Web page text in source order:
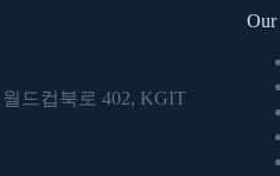
드컵북로 402, KGIT
Our